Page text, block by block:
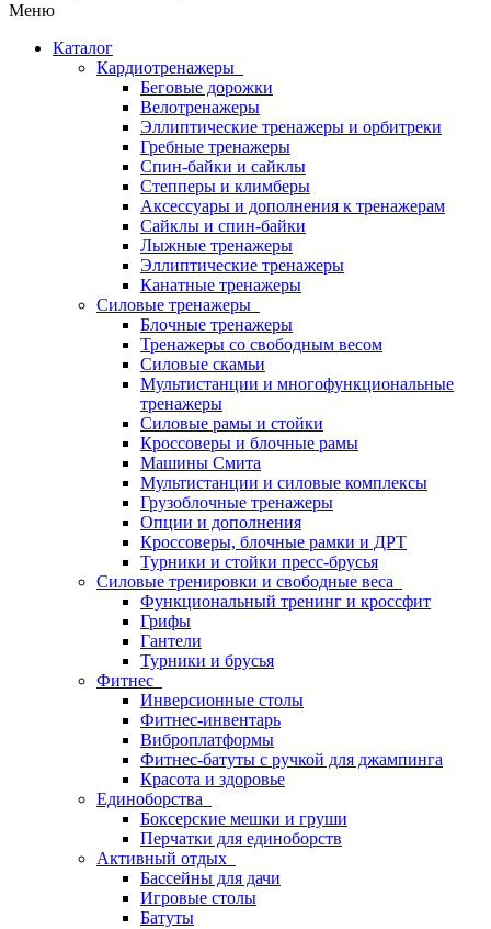
Меню
Каталог
Кардиотренажеры
Беговые дорожки
Велотренажеры
Эллиптические тренажеры и орбитреки
Гребные тренажеры
Спин-байки и сайклы
Степперы и климберы
Аксессуары и дополнения к тренажерам
Сайклы и спин-байки
Лыжные тренажеры
Эллиптические тренажеры
Канатные тренажеры
Силовые тренажеры
Блочные тренажеры
Тренажеры со свободным весом
Силовые скамьи
Мультистанции и многофункциональные
тренажеры
Силовые рамы и стойки
Кроссоверы и блочные рамы
Машины Смита
Мультистанции и силовые комплексы
Грузоблочные тренажеры
Опции и дополнения
Кроссоверы, блочные рамки и ДРТ
Турники и стойки пресс-брусья
Силовые тренировки и свободные веса
Функциональный тренинг и кроссфит
Грифы
Гантели
Турники и брусья
Фитнес
Инверсионные столы
Фитнес-инвентарь
Виброплатформы
Фитнес-батуты с ручкой для джампинга
Красота и здоровье
Единоборства
Боксерские мешки и груши
Перчатки для единоборств
Активный отдых
Бассейны для дачи
Игровые столы
Батуты